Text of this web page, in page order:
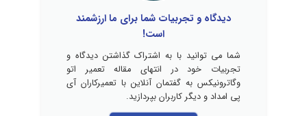
دیدگاه و تجربیات شما برای ما ارزشمند
است!
شما می توانید با به اشتراک گذاشتن دیدگاه و
تجربیات خود در انتهای مقاله تعمیر اتو
وگاترونیکس به گفتمان آنلاین با تعمیرکاران آی
پی امداد و دیگر کاربران بپردازید.